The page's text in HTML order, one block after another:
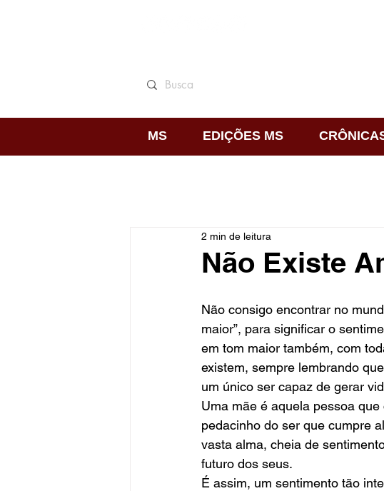
MS EDIÇÕES MS
Não Existe
2 min de leitura
Não consigo encontrar no
maior”, para significar o
em tom maior também, com
existem, sempre lembrando
um único ser capaz de gerar
Uma mãe é aquela pessoa
pedacinho do ser que cumpre
vasta alma, cheia de
futuro dos seus.
É assim, um sentimento tão